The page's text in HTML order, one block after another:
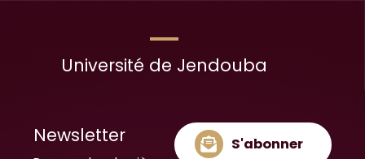
Université de Jendouba
Newsletter S'abonner